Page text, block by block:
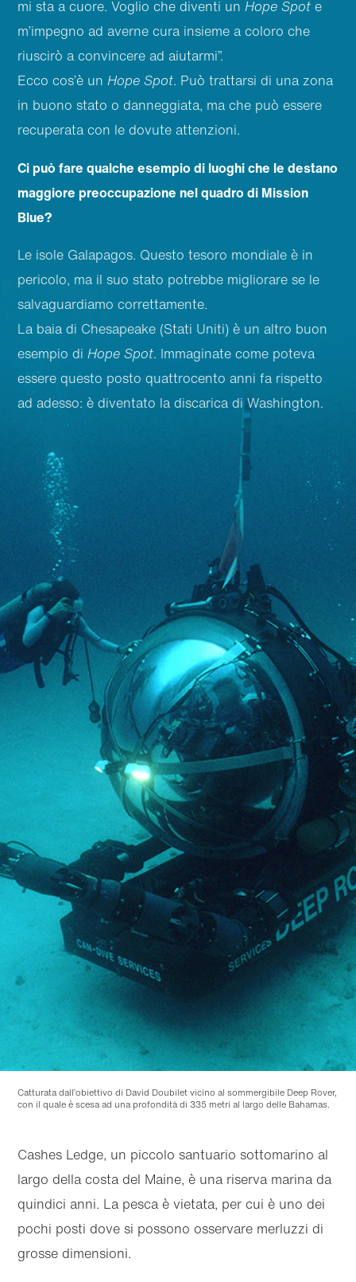
mi sta a cuore. Voglio che diventi unHope Spot e
m’impegno ad averne cura insieme a coloro che
riuscirò a convincere ad aiutarmi”.
Ecco cos’è unHope Spot. Può trattarsi di una zona
in buono stato o danneggiata, ma che può essere
recuperata con le dovute attenzioni.
Ci può fare qualche esempio di luoghi che le destano
maggiore preoccupazione nel quadro di Mission
Blue?
Le isole Galapagos. Questo tesoro mondiale è in
pericolo, ma il suo stato potrebbe migliorare se le
salvaguardiamo correttamente.
La baia di Chesapeake (Stati Uniti) è un altro buon
esempio diHope Spot. Immaginate come poteva
essere questo posto quattrocento anni fa rispetto
ad adesso: è diventato la discarica di Washington.
Catturata dall’obiettivo di David Doubilet vicino al sommergibile Deep Rover,
con il quale è scesa ad una profondità di 335 metri al largo delle Bahamas.
Cashes Ledge, un piccolo santuario sottomarino al
largo della costa del Maine, è una riserva marina da
quindici anni. La pesca è vietata, per cui è uno dei
pochi posti dove si possono osservare merluzzi di
grosse dimensioni.